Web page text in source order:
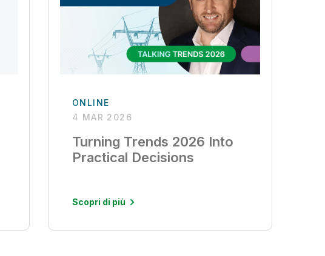
ONLINE
4 MAR 2026
Turning Trends 2026 Into
Practical Decisions
Scopri di più